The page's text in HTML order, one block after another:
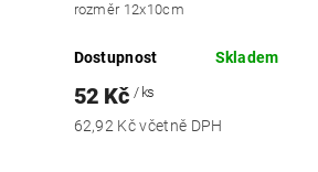
rozměr 12x10cm
Dostupnost Skladem
52 Kč / ks
62,92 Kč včetně DPH